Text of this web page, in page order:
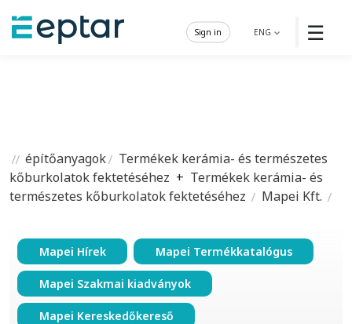
☰
ENG
Sign in
építőanyagok
Termékek kerámia- és természetes
kőburkolatok fektetéséhez + Termékek kerámia- és
természetes kőburkolatok fektetéséhez
Mapei Kft.
Mapei Hírek Mapei Termékkatalógus
Mapei Szakmai kiadványok
Mapei Kereskedőkereső